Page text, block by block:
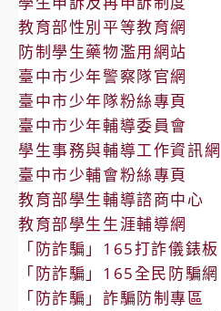
教育部性別平等教育網
防制學生藥物濫用網站
臺中市少年警察隊官網
臺中市少年隊粉絲專頁
臺中市少年輔導委員會
學生事務與輔導工作資訊網
臺中市少輔會粉絲專頁
教育部學生輔導諮商中心
教育部學生生涯輔導網
「防詐騙」165打詐儀錶板
「防詐騙」165全民防騙網
「防詐騙」詐騙防制專區